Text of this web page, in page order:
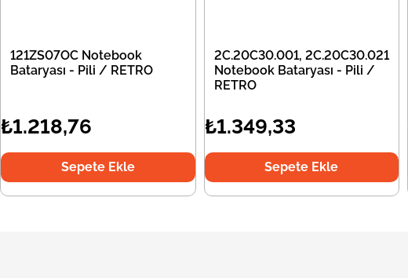
121ZS07OC Notebook
Bataryası - Pili / RETRO
₺1.218,76
Sepete Ekle
2C.20C30.001, 2C.20C30.021
Notebook Bataryası - Pili /
RETRO
₺1.349,33
Sepete Ekle